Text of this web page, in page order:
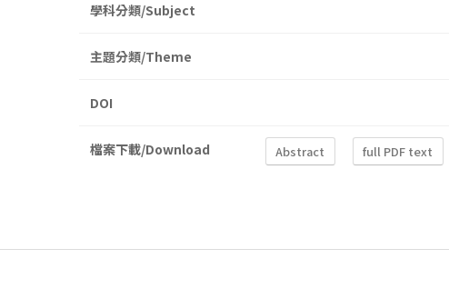
學科分類/Subject
主題分類/Theme
DOI
檔案下載/Download Abstract full PDF text